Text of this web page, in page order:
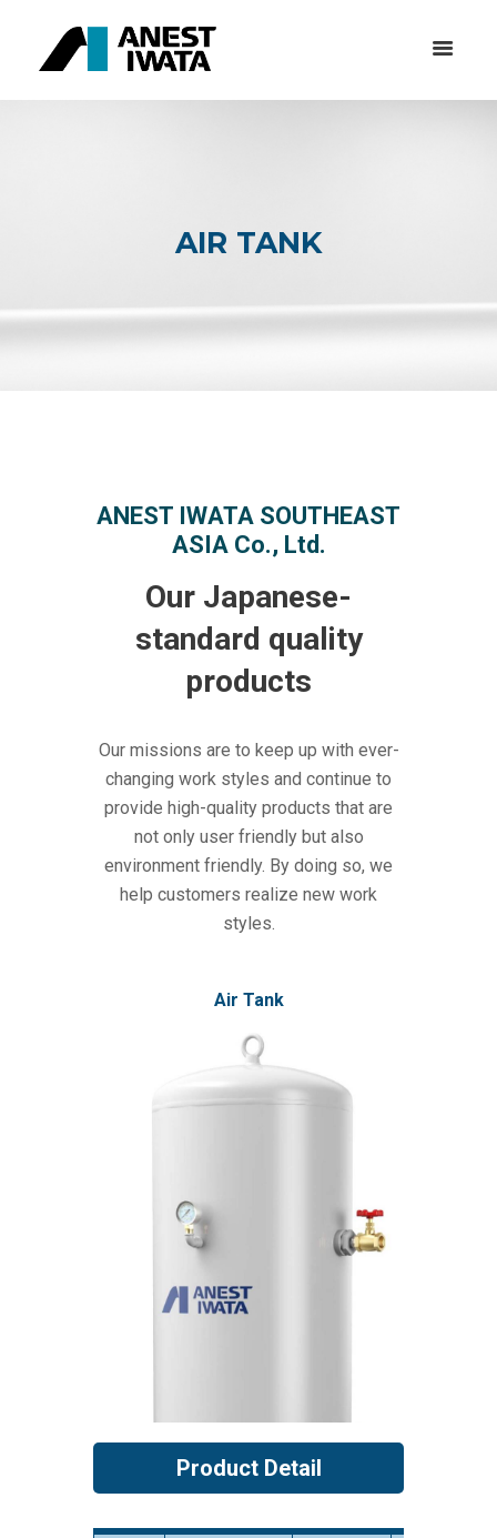
AIR TANK
ANEST IWATA SOUTHEAST
ASIA Co., Ltd.
Our Japanese-
standard quality
products
Our missions are to keep up with ever-
changing work styles and continue to
provide high-quality products that are
not only user friendly but also
environment friendly. By doing so, we
help customers realize new work
styles.
Air Tank
Product Detail